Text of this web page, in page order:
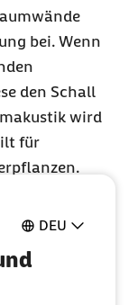
DEU
bei. Wenn
den Schall
wird
für
Lärm
Lärm